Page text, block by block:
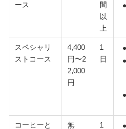
ース
間
以
上
スペシャリ
ストコース
4,400
円〜2
2,000
円
1
日
コーヒーと
無
1